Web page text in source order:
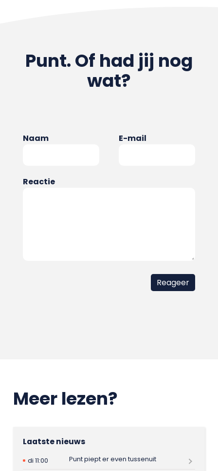
Punt. Of had jij nog
wat?
Naam E-mail
Reactie
Meer lezen?
Laatste nieuws
di 11:00
Punt piept er even tussenuit